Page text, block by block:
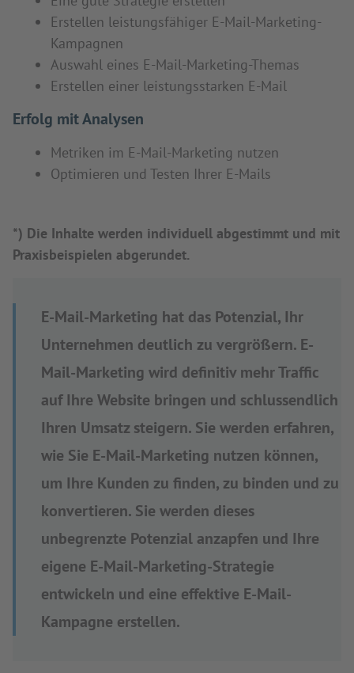
Erstellen leistungsfähiger E-Mail-Marketing-
Kampagnen
Auswahl eines E-Mail-Marketing-Themas
Erstellen einer leistungsstarken E-Mail
Erfolg mit Analysen
Metriken im E-Mail-Marketing nutzen
Optimieren und Testen Ihrer E-Mails
*) Die Inhalte werden individuell abgestimmt und mit
Praxisbeispielen abgerundet.
E-Mail-Marketing hat das Potenzial, Ihr
Unternehmen deutlich zu vergrößern. E-
Mail-Marketing wird definitiv mehr Traffic
auf Ihre Website bringen und schlussendlich
Ihren Umsatz steigern. Sie werden erfahren,
wie Sie E-Mail-Marketing nutzen können,
um Ihre Kunden zu finden, zu binden und zu
konvertieren. Sie werden dieses
unbegrenzte Potenzial anzapfen und Ihre
eigene E-Mail-Marketing-Strategie
entwickeln und eine effektive E-Mail-
Kampagne erstellen.